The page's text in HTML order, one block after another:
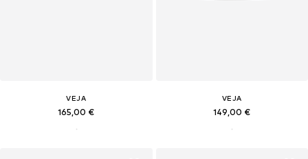
VEJA
165,00 €
VEJA
149,00 €